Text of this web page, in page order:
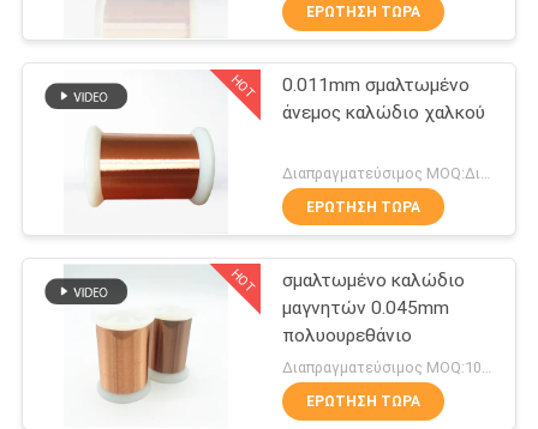
ΠΟΙΟΤΙΚΌΣ
ΈΛΕΓΧΟΣ
ΕΛΆΤΕ
ΣΕ
ΕΠΑΦΉ
ΕΙΔΉΣΕΙΣ
Καλώδιο μαγνητών
194
Εξαιρετικά
201
ΕΡΏΤΗΣΗ ΤΏΡΑ
HOT
0.011mm σμαλτωμένο
άνεμος καλώδιο χαλκού
ΕΡΏΤΗΣΗ ΤΏΡΑ
HOT
σμαλτωμένο καλώδιο
μαγνητών 0.045mm
πολυουρεθάνιο
Διαπραγματεύσιμος MOQ:10kg
ΕΡΏΤΗΣΗ ΤΏΡΑ